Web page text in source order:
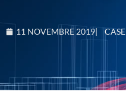
11 NOVEMBRE 2019|